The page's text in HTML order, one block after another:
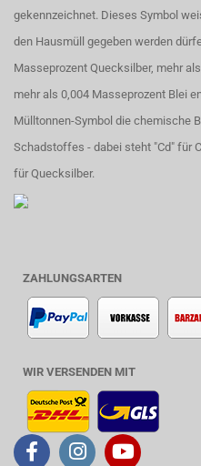
gekennzeichnet. Dieses Symbol
den Hausmüll gegeben werden
Masseprozent Quecksilber, mehr
mehr als 0,004 Masseprozent Blei
Mülltonnen-Symbol die chemische
Schadstoffes - dabei steht "Cd" für
für Quecksilber.
ZAHLUNGSARTEN
WIR VERSENDEN MIT